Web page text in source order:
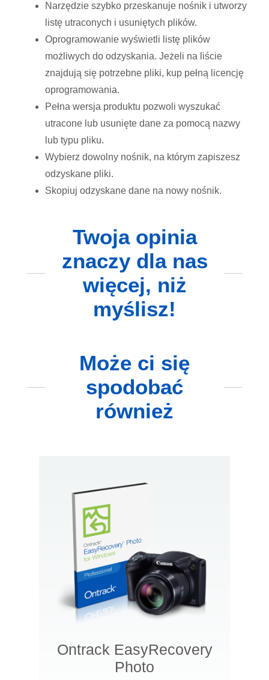
Narzędzie szybko przeskanuje nośnik i utworzy
listę utraconych i usuniętych plików.
Oprogramowanie wyświetli listę plików
możliwych do odzyskania. Jeżeli na liście
znajdują się potrzebne pliki, kup pełną licencję
oprogramowania.
Pełna wersja produktu pozwoli wyszukać
utracone lub usunięte dane za pomocą nazwy
lub typu pliku.
Wybierz dowolny nośnik, na którym zapiszesz
odzyskane pliki.
Skopiuj odzyskane dane na nowy nośnik.
Twoja opinia
znaczy dla nas
więcej, niż
myślisz!
Może ci się
spodobać
również
Ontrack EasyRecovery
Photo